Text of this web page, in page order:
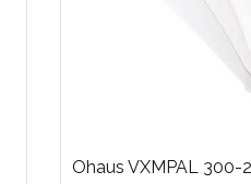
Ohaus VXMPAL